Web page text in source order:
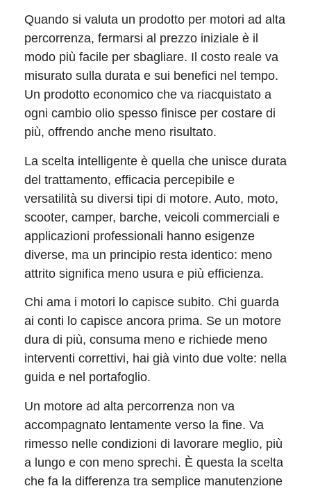
Quando si valuta un prodotto per motori ad alta
percorrenza, fermarsi al prezzo iniziale è il
modo più facile per sbagliare. Il costo reale va
misurato sulla durata e sui benefici nel tempo.
Un prodotto economico che va riacquistato a
ogni cambio olio spesso finisce per costare di
più, offrendo anche meno risultato.
La scelta intelligente è quella che unisce durata
del trattamento, efficacia percepibile e
versatilità su diversi tipi di motore. Auto, moto,
scooter, camper, barche, veicoli commerciali e
applicazioni professionali hanno esigenze
diverse, ma un principio resta identico: meno
attrito significa meno usura e più efficienza.
Chi ama i motori lo capisce subito. Chi guarda
ai conti lo capisce ancora prima. Se un motore
dura di più, consuma meno e richiede meno
interventi correttivi, hai già vinto due volte: nella
guida e nel portafoglio.
Un motore ad alta percorrenza non va
accompagnato lentamente verso la fine. Va
rimesso nelle condizioni di lavorare meglio, più
a lungo e con meno sprechi. È questa la scelta
che fa la differenza tra semplice manutenzione